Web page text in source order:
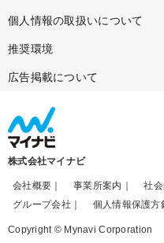
個人情報の取扱いについて
推奨環境
広告掲載について
株式会社マイナビ
会社概要 事業所案内 社
グループ会社
個人情報保護方
Copyright © Mynavi Corporation